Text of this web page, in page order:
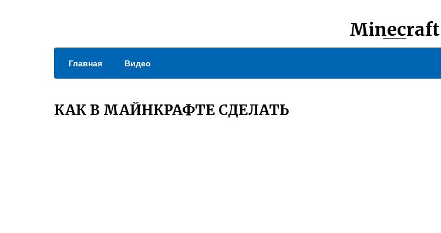
Minecraft
Главная Видео
КАК В МАЙНКРАФТЕ СДЕЛАТЬ